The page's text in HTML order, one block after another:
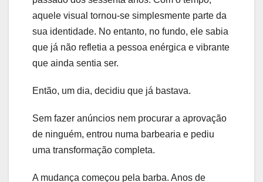
aquele visual tornou-se simplesmente parte da
sua identidade. No entanto, no fundo, ele sabia
que já não refletia a pessoa enérgica e vibrante
que ainda sentia ser.
Então, um dia, decidiu que já bastava.
Sem fazer anúncios nem procurar a aprovação
de ninguém, entrou numa barbearia e pediu
uma transformação completa.
A mudança começou pela barba. Anos de